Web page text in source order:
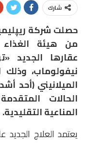
شارك
حصلت شركة
من هيئة الغذاء
عقارها الجديد
نيفولوماب، وذلك
الميلانيني (أحد
الحالات
المناعية التقليدية.
يعتمد العلاج الجديد